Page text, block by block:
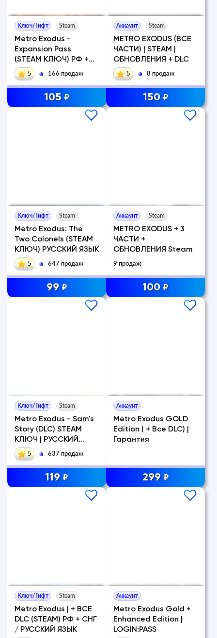
Ключ/Гифт Steam
Metro Exodus -
Expansion Pass
(STEAM КЛЮЧ) РФ +
КЗ + СНГ
5 166 продаж
105 ₽
Аккаунт Steam
METRO EXODUS (ВСЕ
ЧАСТИ) | STEAM |
ОБНОВЛЕНИЯ + DLC
5 8 продаж
150 ₽
Ключ/Гифт Steam
Metro Exodus: The
Two Colonels (STEAM
КЛЮЧ) РУССКИЙ ЯЗЫК
5 647 продаж
99 ₽
Аккаунт Steam
METRO EXODUS + 3
ЧАСТИ +
ОБНОВЛЕНИЯ Steam
9 продаж
100 ₽
Ключ/Гифт Steam
Metro Exodus - Sam's
Story (DLC) STEAM
КЛЮЧ | РУССКИЙ
ЯЗЫК
5 637 продаж
119 ₽
Аккаунт
Metro Exodus GOLD
Edition ( + Все DLC) |
Гарантия
299 ₽
Ключ/Гифт Steam
Metro Exodus | + ВСЕ
DLC (STEAM) РФ + СНГ
/ РУССКИЙ ЯЗЫК
Аккаунт
Metro Exodus Gold +
Enhanced Edition |
LOGIN:PASS